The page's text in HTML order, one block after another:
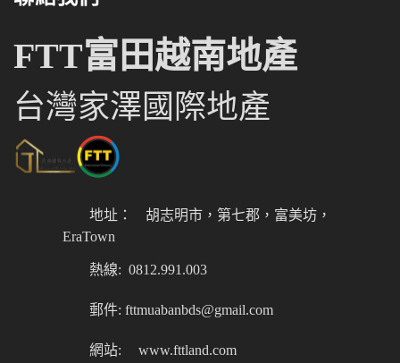
FTT富田越南地產
台灣家澤國際地產
地址：
胡志明市，第七郡，富美坊，
EraTown
熱線: 0812.991.003
郵件: fttmuabanbds@gmail.com
網站: www.fttland.com